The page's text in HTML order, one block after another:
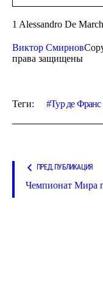
1 Alessandro De
Виктор Смирнов
права защищены
Теги: Тур де Франс
ПРЕД. ПУБЛИКАЦИЯ
Чемпионат Мира